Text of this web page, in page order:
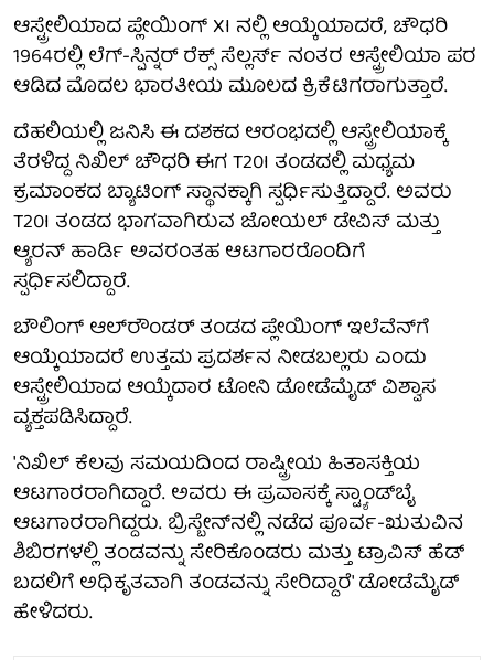
ಆಸ್ಟ್ರೇಲಿಯಾದ ಪ್ಲೇಯಿಂಗ್ XI ನಲ್ಲಿ ಆಯ್ಕೆಯಾದರೆ, ಚೌಧರಿ
1964ರಲ್ಲಿ ಲೆಗ್-ಸ್ಪಿನ್ನರ್ ರೆಕ್ಸ್ ಸೆಲ್ಲರ್ಸ್ ನಂತರ ಆಸ್ಟ್ರೇಲಿಯಾ ಪರ
ಆಡಿದ ಮೊದಲ ಭಾರತೀಯ ಮೂಲದ ಕ್ರಿಕೆಟಿಗರಾಗುತ್ತಾರೆ.
ದೆಹಲಿಯಲ್ಲಿ ಜನಿಸಿ ಈ ದಶಕದ ಆರಂಭದಲ್ಲಿ ಆಸ್ಟ್ರೇಲಿಯಾಕ್ಕೆ
ತೆರಳಿದ್ದ ನಿಖಿಲ್ ಚೌಧರಿ ಈಗ T20I ತಂಡದಲ್ಲಿ ಮಧ್ಯಮ
ಕ್ರಮಾಂಕದ ಬ್ಯಾಟಿಂಗ್ ಸ್ಥಾನಕ್ಕಾಗಿ ಸ್ಪರ್ಧಿಸುತ್ತಿದ್ದಾರೆ. ಅವರು
T20I ತಂಡದ ಭಾಗವಾಗಿರುವ ಜೋಯಲ್ ಡೇವಿಸ್ ಮತ್ತು
ಆ್ಯರನ್ ಹಾರ್ಡಿ ಅವರಂತಹ ಆಟಗಾರರೊಂದಿಗೆ
ಸ್ಪರ್ಧಿಸಲಿದ್ದಾರೆ.
ಬೌಲಿಂಗ್ ಆಲ್‌ರೌಂಡರ್ ತಂಡದ ಪ್ಲೇಯಿಂಗ್ ಇಲೆವೆನ್‌ಗೆ
ಆಯ್ಕೆಯಾದರೆ ಉತ್ತಮ ಪ್ರದರ್ಶನ ನೀಡಬಲ್ಲರು ಎಂದು
ಆಸ್ಟ್ರೇಲಿಯಾದ ಆಯ್ಕೆದಾರ ಟೋನಿ ಡೋಡೆಮೈಡ್ ವಿಶ್ವಾಸ
ವ್ಯಕ್ತಪಡಿಸಿದ್ದಾರೆ.
'ನಿಖಿಲ್ ಕೆಲವು ಸಮಯದಿಂದ ರಾಷ್ಟ್ರೀಯ ಹಿತಾಸಕ್ತಿಯ
ಆಟಗಾರರಾಗಿದ್ದಾರೆ. ಅವರು ಈ ಪ್ರವಾಸಕ್ಕೆ ಸ್ಟ್ಯಾಂಡ್‌ಬೈ
ಆಟಗಾರರಾಗಿದ್ದರು. ಬ್ರಿಸ್ಬೇನ್‌ನಲ್ಲಿ ನಡೆದ ಪೂರ್ವ-ಋತುವಿನ
ಶಿಬಿರಗಳಲ್ಲಿ ತಂಡವನ್ನು ಸೇರಿಕೊಂಡರು ಮತ್ತು ಟ್ರಾವಿಸ್ ಹೆಡ್
ಬದಲಿಗೆ ಅಧಿಕೃತವಾಗಿ ತಂಡವನ್ನು ಸೇರಿದ್ದಾರೆ' ಡೋಡೆಮೈಡ್
ಹೇಳಿದರು.